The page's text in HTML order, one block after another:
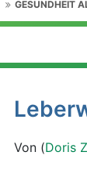
GESUNDHEIT
Von (Doris